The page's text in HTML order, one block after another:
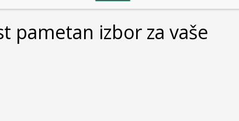
pametan izbor za vaše